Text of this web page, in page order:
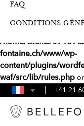
Deprecated:
/home/clients/
fontaine.ch/www/wp-
content/plugins/
waf/src/lib/rules.php
FAQ
CONDITIONS
+41 21